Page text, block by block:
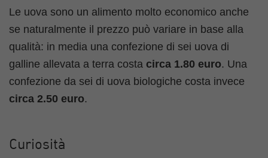
Le uova sono un alimento molto economico anche
se naturalmente il prezzo può variare in base alla
qualità: in media una confezione di sei uova di
galline allevata a terra costa circa 1.80 euro. Una
confezione da sei di uova biologiche costa invece
circa 2.50 euro.
Curiosità